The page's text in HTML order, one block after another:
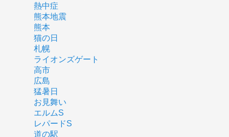
熱中症
熊本地震
熊本
猫の日
札幌
ライオンズゲート
高市
広島
猛暑日
お見舞い
エルムS
レパードS
道の駅